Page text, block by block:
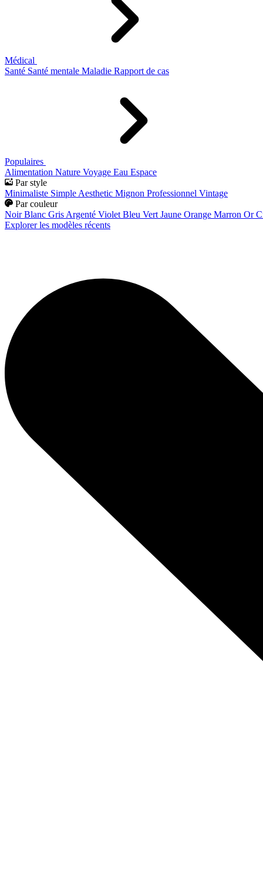
Médical
Santé Santé mentale Maladie Rapport de cas
Populaires
Alimentation Nature Voyage Eau Espace
Par style
Minimaliste Simple Aesthetic Mignon Professionnel Vintage
Par couleur
Noir Blanc Gris Argenté Violet Bleu Vert Jaune Orange Marron Or
Explorer les modèles récents